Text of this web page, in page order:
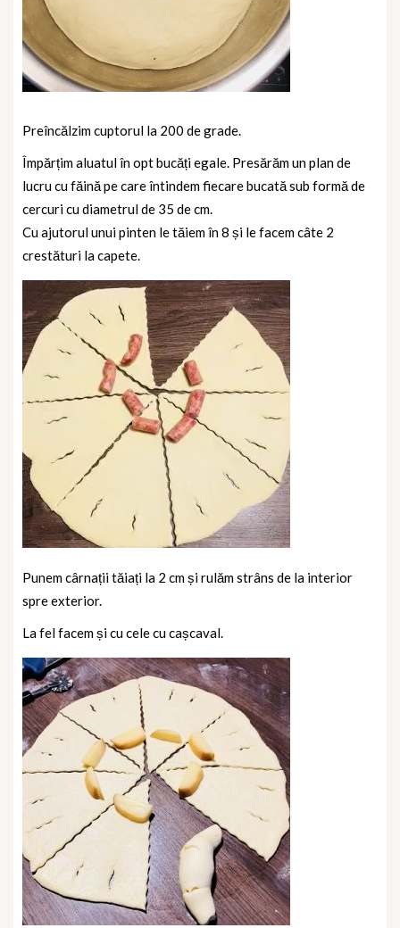
Preîncălzim cuptorul la 200 de grade.
Împărțim aluatul în opt bucăți egale. Presărăm un plan de
lucru cu făină pe care întindem fiecare bucată sub formă de
cercuri cu diametrul de 35 de cm.
Cu ajutorul unui pinten le tăiem în 8 și le facem câte 2
crestături la capete.
Punem cârnații tăiați la 2 cm și rulăm strâns de la interior
spre exterior.
La fel facem și cu cele cu cașcaval.